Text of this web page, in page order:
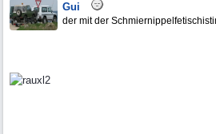
Gui
der mit der